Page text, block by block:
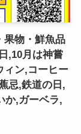
果物・鮮魚品
,10月は神嘗
ィン,コーヒー
忌,鉄道の日,
か,ガーベラ,